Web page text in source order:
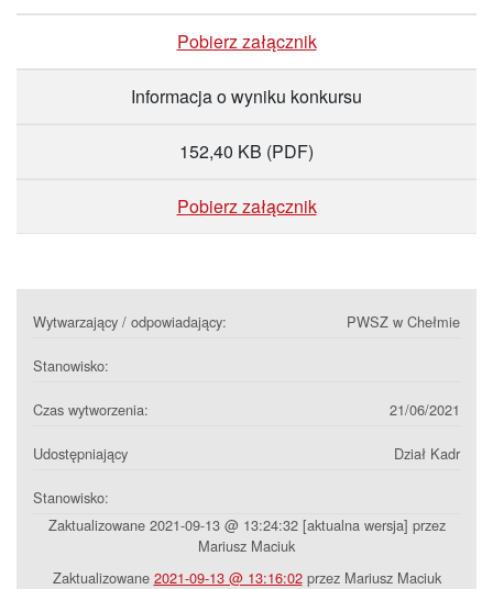
Pobierz załącznik
Informacja o wyniku konkursu
152,40 KB (PDF)
Pobierz załącznik
Wytwarzający / odpowiadający: PWSZ w Chełmie
Stanowisko:
Czas wytworzenia: 21/06/2021
Udostępniający Dział Kadr
Stanowisko:
Zaktualizowane 2021-09-13 @ 13:24:32 [aktualna wersja] przez
Mariusz Maciuk
Zaktualizowane 2021-09-13 @ 13:16:02przez Mariusz Maciuk